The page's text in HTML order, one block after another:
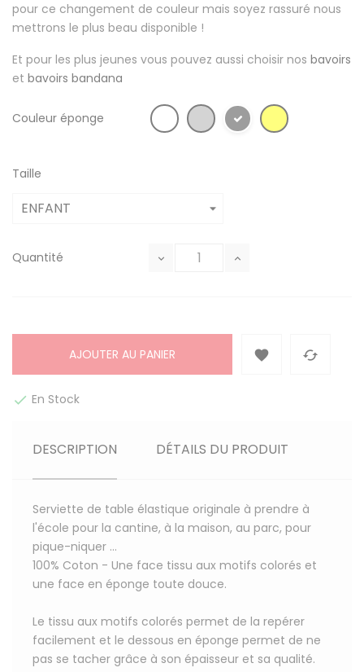
pour ce changement de couleur mais soyez rassuré nous
mettrons le plus beau disponible !
Et pour les plus jeunes vous pouvez aussi choisir nos bavoirs
et bavoirs bandana
Couleur éponge
Taille
Quantité
AJOUTER AU PANIER  
 En Stock
DESCRIPTION DÉTAILS DU PRODUIT
Serviette de table élastique originale à prendre à
l'école pour la cantine, à la maison, au parc, pour
pique-niquer ...
100% Coton - Une face tissu aux motifs colorés et
une face en éponge toute douce.
Le tissu aux motifs colorés permet de la repérer
facilement et le dessous en éponge permet de ne
pas se tacher grâce à son épaisseur et sa qualité.